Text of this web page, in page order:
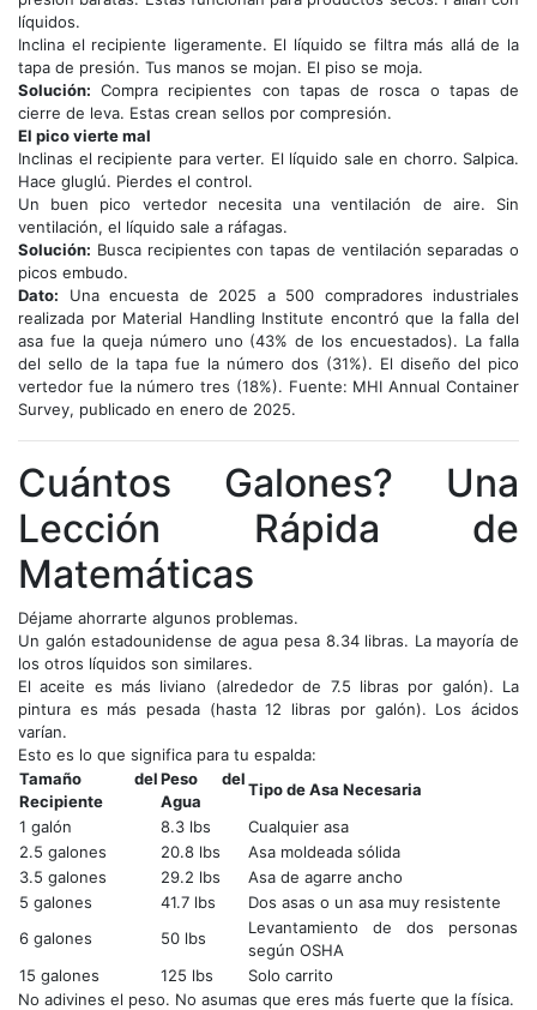
líquidos.
Inclina el recipiente ligeramente. El líquido se filtra más allá de la
tapa de presión. Tus manos se mojan. El piso se moja.
Solución: Compra recipientes con tapas de rosca o tapas de
cierre de leva. Estas crean sellos por compresión.
El pico vierte mal
Inclinas el recipiente para verter. El líquido sale en chorro. Salpica.
Hace gluglú. Pierdes el control.
Un buen pico vertedor necesita una ventilación de aire. Sin
ventilación, el líquido sale a ráfagas.
Solución: Busca recipientes con tapas de ventilación separadas o
picos embudo.
Dato: Una encuesta de 2025 a 500 compradores industriales
realizada por Material Handling Institute encontró que la falla del
asa fue la queja número uno (43% de los encuestados). La falla
del sello de la tapa fue la número dos (31%). El diseño del pico
vertedor fue la número tres (18%). Fuente: MHI Annual Container
Survey, publicado en enero de 2025.
Cuántos Galones? Una
Lección Rápida de
Matemáticas
Déjame ahorrarte algunos problemas.
Un galón estadounidense de agua pesa 8.34 libras. La mayoría de
los otros líquidos son similares.
El aceite es más liviano (alrededor de 7.5 libras por galón). La
pintura es más pesada (hasta 12 libras por galón). Los ácidos
varían.
Esto es lo que significa para tu espalda:
Tamaño del
Recipiente
Peso del
Agua
Tipo de Asa Necesaria
1 galón
8.3 lbs
Cualquier asa
2.5 galones
20.8 lbs
Asa moldeada sólida
3.5 galones
29.2 lbs
Asa de agarre ancho
5 galones
41.7 lbs
Dos asas o un asa muy resistente
6 galones
50 lbs
Levantamiento de dos personas
según OSHA
15 galones
125 lbs
Solo carrito
No adivines el peso. No asumas que eres más fuerte que la física.